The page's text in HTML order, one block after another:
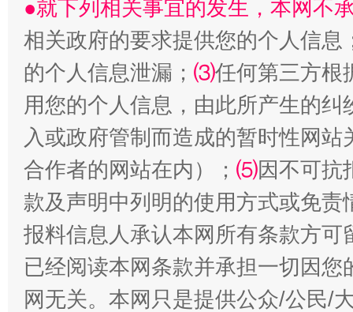
漫山遍野的桃花与雪山、麦地、白藏房 除
●就下列相关事宜的发生，本网不
相关政府的要求提供您的个人信息
的个人信息泄漏； ⑶任何第三方根
用您的个人信息，由此所产生的纠
入或政府管制而造成的暂时性网
合作者的网站在内）； ⑸因不可抗
款及声明中列明的使用方式或免责
报料信息人承认本网所有条款方
已经阅读本网条款并承担一切因
网无关。本网只是提供公众/公民/